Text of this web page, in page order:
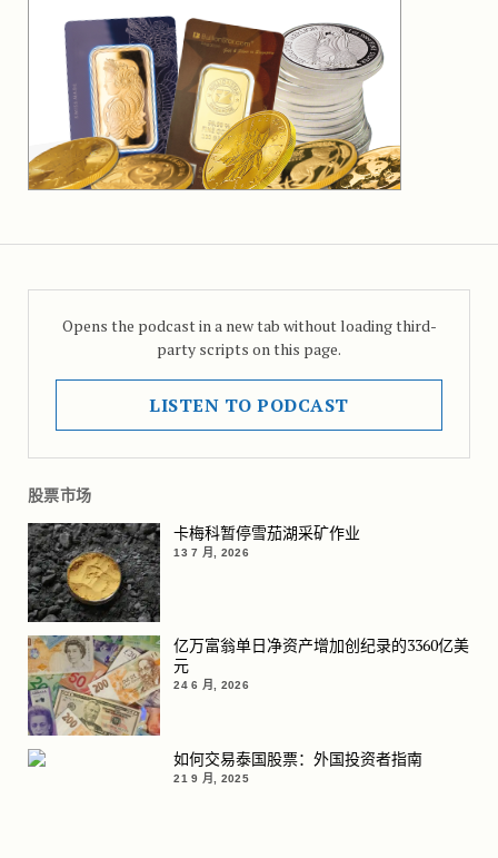
Opens the podcast in a new tab without loading third-
party scripts on this page.
LISTEN TO PODCAST
股票市场
卡梅科暂停雪茄湖采矿作业
13 7 月, 2026
亿万富翁单日净资产增加创纪录的3360亿美
元
24 6 月, 2026
如何交易泰国股票：外国投资者指南
21 9 月, 2025